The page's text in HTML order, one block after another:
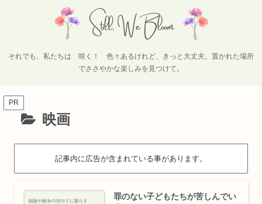
それでも、私たちは 咲く！ 色々あるけれど、きっと大丈夫。置かれた場所
でささやかな楽しみを見つけて。
PR
映画
記事内に広告が含まれている事があります。
罪のない子どもたちが苦しんでい